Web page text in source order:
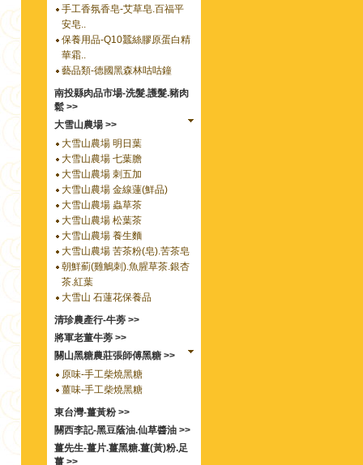
手工香氛香皂-艾草皂.百福平
安皂..
保養用品-Q10蠶絲膠原蛋白精
華霜..
藝品類-德國黑森林咕咕鐘
南投縣肉品市場-洗髮.護髮.豬肉
鬆 >>
大雪山農場 >>
大雪山農場 明日葉
大雪山農場 七葉膽
大雪山農場 刺五加
大雪山農場 金線蓮(鮮品)
大雪山農場 蟲草茶
大雪山農場 松葉茶
大雪山農場 養生麵
大雪山農場 苦茶粉(皂).苦茶皂
朝鮮薊(雞鵤刺).魚腥草茶.銀杏
茶.紅葉
大雪山 石蓮花保養品
清珍農產行-牛蒡 >>
將軍老董牛蒡 >>
關山黑糖農莊張師傅黑糖 >>
原味-手工柴燒黑糖
薑味-手工柴燒黑糖
東台灣-薑黃粉 >>
關西李記-黑豆蔭油.仙草醬油 >>
薑先生-薑片.薑黑糖.薑(黃)粉.足
薑 >>